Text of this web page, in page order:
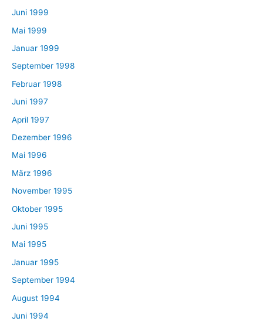
Juni 1999
Mai 1999
Januar 1999
September 1998
Februar 1998
Juni 1997
April 1997
Dezember 1996
Mai 1996
März 1996
November 1995
Oktober 1995
Juni 1995
Mai 1995
Januar 1995
September 1994
August 1994
Juni 1994